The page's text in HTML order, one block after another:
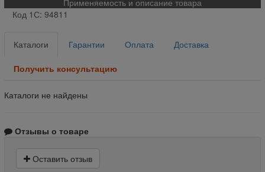
Код 1С: 94811
Каталоги Гарантии Оплата Доставка
Получить консультацию
Каталоги не найдены
Отзывы о товаре
Оставить отзыв